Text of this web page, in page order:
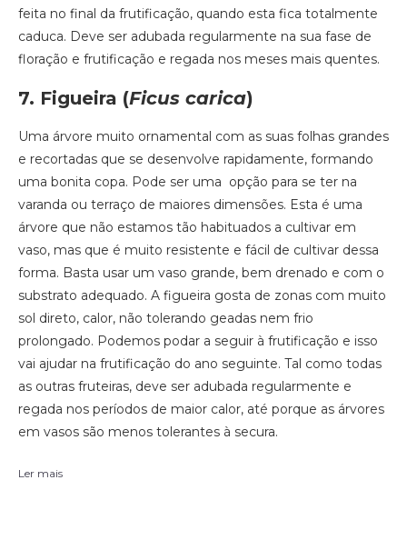
feita no final da frutificação, quando esta fica totalmente
caduca. Deve ser adubada regularmente na sua fase de
floração e frutificação e regada nos meses mais quentes.
7. Figueira (Ficus carica)
Uma árvore muito ornamental com as suas folhas grandes
e recortadas que se desenvolve rapidamente, formando
uma bonita copa. Pode ser uma opção para se ter na
varanda ou terraço de maiores dimensões. Esta é uma
árvore que não estamos tão habituados a cultivar em
vaso, mas que é muito resistente e fácil de cultivar dessa
forma. Basta usar um vaso grande, bem drenado e com o
substrato adequado. A figueira gosta de zonas com muito
sol direto, calor, não tolerando geadas nem frio
prolongado. Podemos podar a seguir à frutificação e isso
vai ajudar na frutificação do ano seguinte. Tal como todas
as outras fruteiras, deve ser adubada regularmente e
regada nos períodos de maior calor, até porque as árvores
em vasos são menos tolerantes à secura.
Ler mais